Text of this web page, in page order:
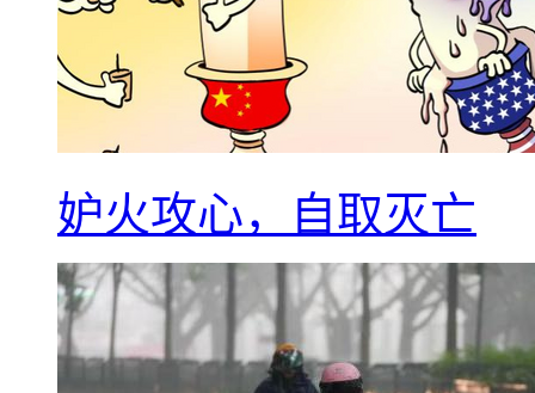
妒火攻心，自取灭亡